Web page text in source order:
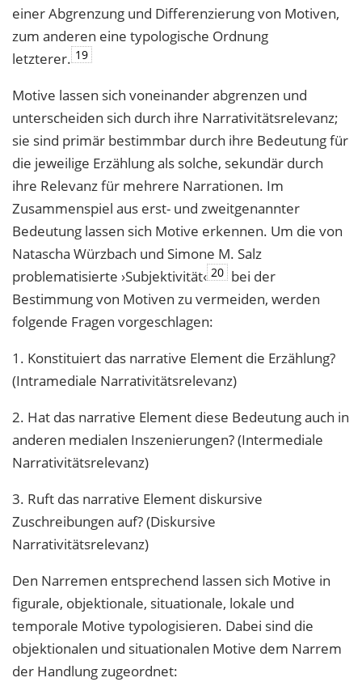
einer Abgrenzung und Differenzierung von Motiven,
zum anderen eine typologische Ordnung
letzterer. 19
Motive lassen sich voneinander abgrenzen und
unterscheiden sich durch ihre Narrativitätsrelevanz;
sie sind primär bestimmbar durch ihre Bedeutung für
die jeweilige Erzählung als solche, sekundär durch
ihre Relevanz für mehrere Narrationen. Im
Zusammenspiel aus erst- und zweitgenannter
Bedeutung lassen sich Motive erkennen. Um die von
Natascha Würzbach und Simone M. Salz
problematisierte ›Subjektivität‹ 20 bei der
Bestimmung von Motiven zu vermeiden, werden
folgende Fragen vorgeschlagen:
1. Konstituiert das narrative Element die Erzählung?
(Intramediale Narrativitätsrelevanz)
2. Hat das narrative Element diese Bedeutung auch in
anderen medialen Inszenierungen? (Intermediale
Narrativitätsrelevanz)
3. Ruft das narrative Element diskursive
Zuschreibungen auf? (Diskursive
Narrativitätsrelevanz)
Den Narremen entsprechend lassen sich Motive in
figurale, objektionale, situationale, lokale und
temporale Motive typologisieren. Dabei sind die
objektionalen und situationalen Motive dem Narrem
der Handlung zugeordnet: